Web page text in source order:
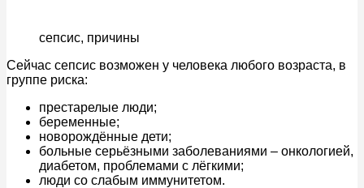
сепсис, причины
Сейчас сепсис возможен у человека любого возраста, в
группе риска:
престарелые люди;
беременные;
новорождённые дети;
больные серьёзными заболеваниями – онкологией,
диабетом, проблемами с лёгкими;
люди со слабым иммунитетом.